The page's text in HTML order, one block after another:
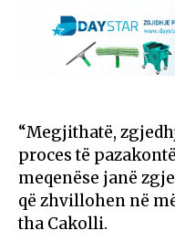
“Megjithatë,
proces të
meqenëse janë
që zhvillohen në
tha Cakolli.